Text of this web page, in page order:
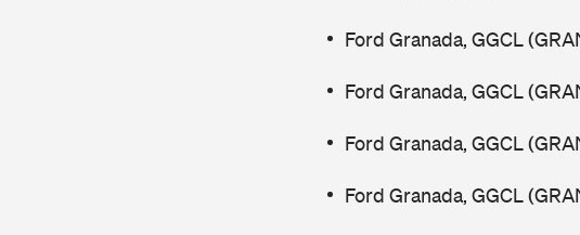
Ford Granada, GGCL
Ford Granada, GGCL
Ford Granada, GGCL
Ford Granada, GGCL